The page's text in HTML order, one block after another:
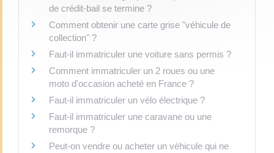
de crédit-bail se termine ?
Comment obtenir une carte grise "véhicule de
collection" ?
Faut-il immatriculer une voiture sans permis ?
Comment immatriculer un 2 roues ou une
moto d'occasion acheté en France ?
Faut-il immatriculer un vélo électrique ?
Faut-il immatriculer une caravane ou une
remorque ?
Peut-on vendre ou acheter un véhicule qui ne